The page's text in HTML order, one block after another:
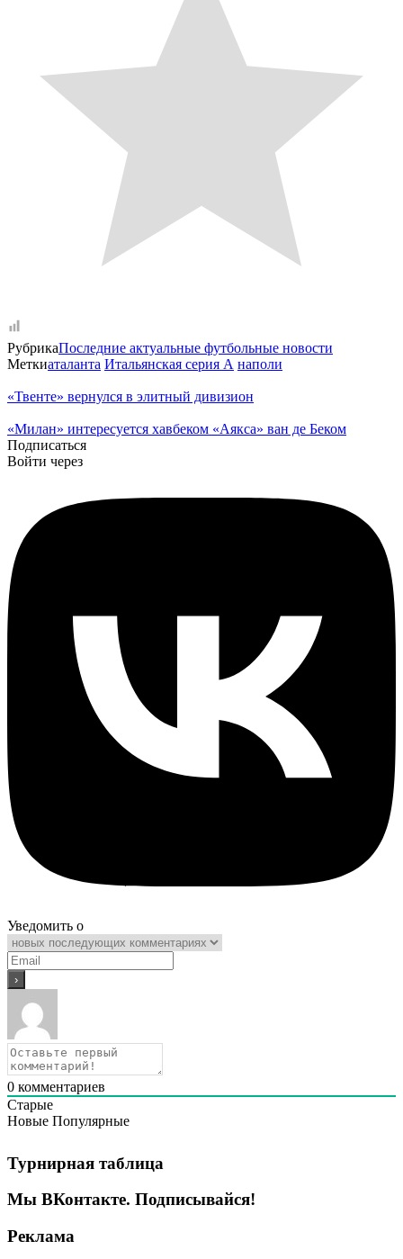
РубрикаПоследние актуальные футбольные новости
Меткиаталанта Итальянская серия А наполи
«Твенте» вернулся в элитный дивизион
«Милан» интересуется хавбеком «Аякса» ван де Беком
Подписаться
Войти через
Уведомить о
0 комментариев
Старые
Новые Популярные
Турнирная таблица
Мы ВКонтакте. Подписывайся!
Реклама